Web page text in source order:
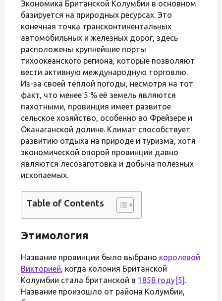
Экономика Британской Колумбии в основном
базируется на природных ресурсах. Это
конечная точка трансконтинентальных
автомобильных и железных дорог, здесь
расположены крупнейшие порты
тихоокеанского региона, которые позволяют
вести активную международную торговлю.
Из-за своей тёплой погоды, несмотря на тот
факт, что менее 5 % её земель являются
пахотными, провинция имеет развитое
сельское хозяйство, особенно во Фрейзере и
Оканаганской долине. Климат способствует
развитию отдыха на природе и туризма, хотя
экономической опорой провинции давно
являются лесозаготовка и добыча полезных
ископаемых.
Table of Contents
Этимология
Название провинции было выбрано королевой
Викторией, когда колония Британской
Колумбии стала британской в 1858 году[5] .
Название произошло от района Колумбии,